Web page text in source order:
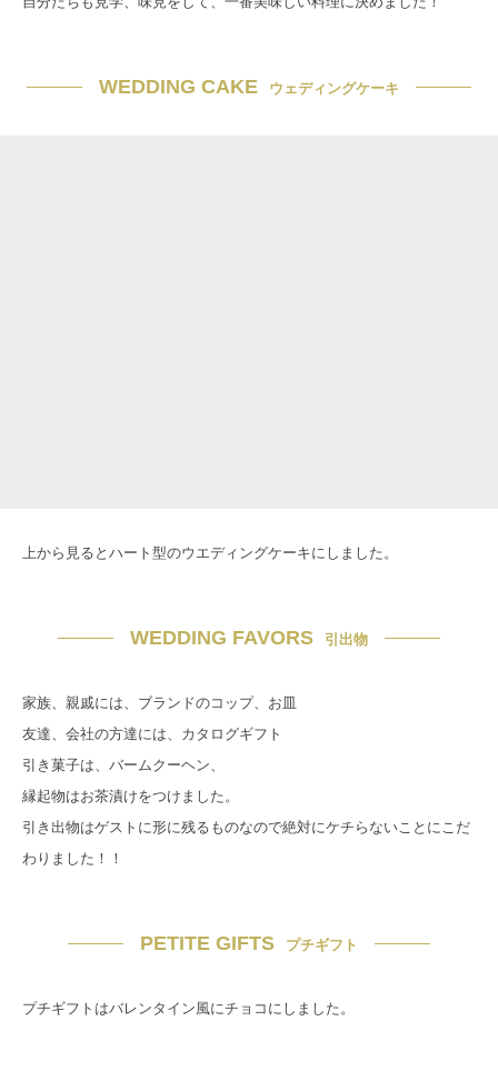
WEDDING CAKE ウェディングケーキ
上から見るとハート型のウエディングケーキにしました。
WEDDING FAVORS 引出物
家族、親戚には、ブランドのコップ、お皿
友達、会社の方達には、カタログギフト
引き菓子は、バームクーヘン、
縁起物はお茶漬けをつけました。
引き出物はゲストに形に残るものなので絶対にケチらないことにこだ
わりました！！
PETITE GIFTS プチギフト
プチギフトはバレンタイン風にチョコにしました。